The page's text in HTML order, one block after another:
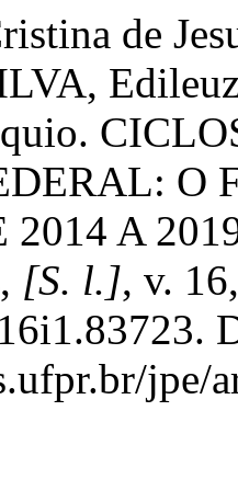
de
O
2014 A
, [S. l.], v.
jpe/